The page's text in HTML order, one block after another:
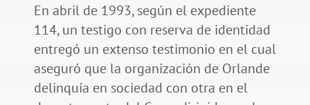
En abril de 1993, según el expediente
114, un testigo con reserva de identidad
entregó un extenso testimonio en el cual
aseguró que la organización de Orlande
delinquía en sociedad con otra en el